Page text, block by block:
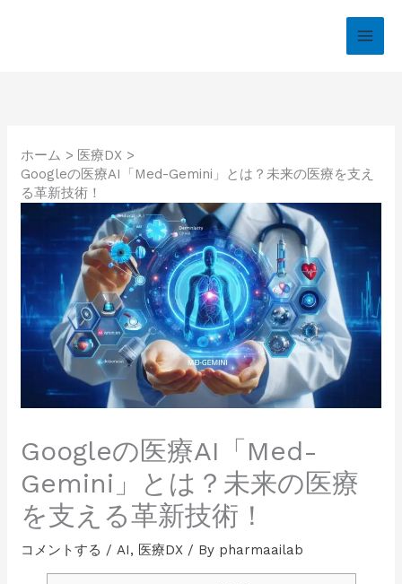
ホーム
医療DX
Googleの医療AI「Med-Gemini」とは？未来の医療を支え
る革新技術！
Googleの医療AI「Med-
Gemini」とは？未来の医療
を支える革新技術！
コメントする /AI, 医療DX / By pharmaailab